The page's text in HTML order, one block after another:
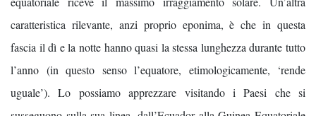
caratteristica rilevante, anzi proprio eponima, è che in questa
fascia il dì e la notte hanno quasi la stessa lunghezza durante tutto
l’anno (in questo senso l’equatore, etimologicamente, ‘rende
uguale’). Lo possiamo apprezzare visitando i Paesi che si